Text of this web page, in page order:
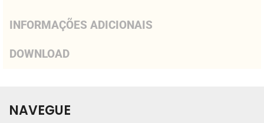
INFORMAÇÕES ADICIONAIS
DOWNLOAD
NAVEGUE